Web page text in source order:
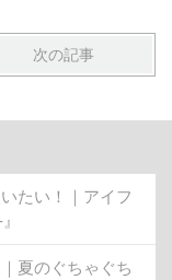
次の記事
たい！｜アイフ
夏のぐちゃぐち